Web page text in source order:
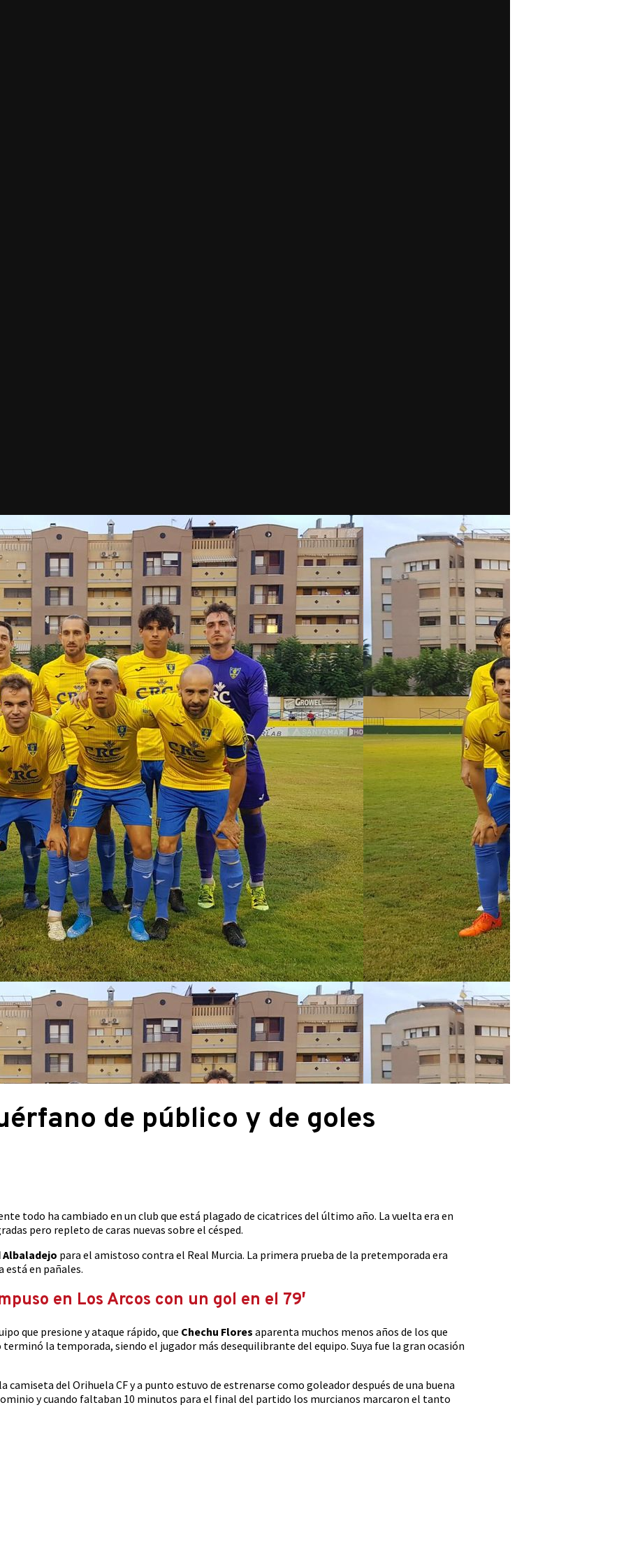
de público y de goles
todo ha cambiado en un club que está plagado de cicatrices del último año. La vuelta era en
pero repleto de caras nuevas sobre el césped.
Albaladejo para el amistoso contra el Real Murcia. La primera prueba de la pretemporada era
está en pañales.
en Los Arcos con un gol en el 79′
que presione y ataque rápido, que Chechu Flores aparenta muchos menos años de los que
la temporada, siendo el jugador más desequilibrante del equipo. Suya fue la gran ocasión
camiseta del Orihuela CF y a punto estuvo de estrenarse como goleador después de una buena
y cuando faltaban 10 minutos para el final del partido los murcianos marcaron el tanto